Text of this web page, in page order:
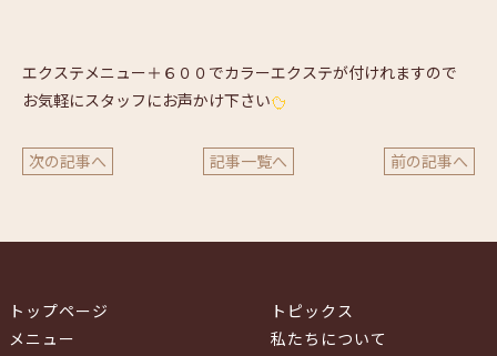
エクステメニュー＋６００でカラーエクステが付けれますので
お気軽にスタッフにお声かけ下さい
次の記事へ 記事一覧へ 前の記事へ
トップページ
メニュー
トピックス
私たちについて